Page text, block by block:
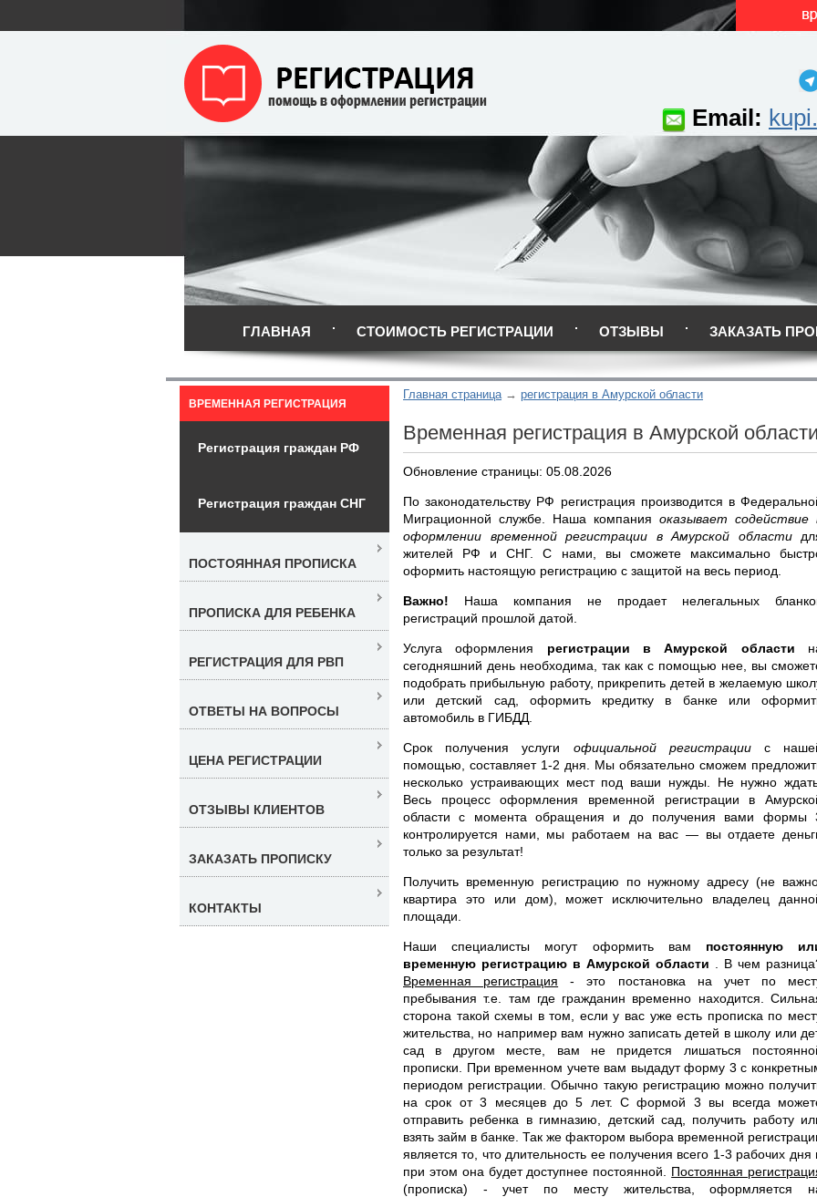
Email:
ГЛАВНАЯ СТОИМОСТЬ РЕГИСТРАЦИИ ОТЗЫВЫ ЗАКАЗАТЬ
Главная страница регистрация в Амурской области
Временная регистрация в Амурской области
Обновление страницы: 05.08.2026
По законодательству РФ регистрация производится в
Миграционной службе. Наша компания оказывает содействие
оформлении временной регистрации в Амурской области
жителей РФ и СНГ. С нами, вы сможете максимально
оформить настоящую регистрацию с защитой на весь период.
Важно! Наша компания не продает нелегальных
регистраций прошлой датой.
Услуга оформления регистрации в Амурской области
сегодняшний день необходима, так как с помощью нее, вы
подобрать прибыльную работу, прикрепить детей в желаемую
или детский сад, оформить кредитку в банке или
автомобиль в ГИБДД.
Срок получения услуги официальной регистрации с
помощью, составляет 1-2 дня. Мы обязательно сможем
несколько устраивающих мест под ваши нужды. Не нужно
Весь процесс оформления временной регистрации в
области с момента обращения и до получения вами формы
контролируется нами, мы работаем на вас — вы отдаете
только за результат!
Получить временную регистрацию по нужному адресу (не
квартира это или дом), может исключительно владелец
площади.
Наши специалисты могут оформить вам постоянную
временную регистрацию в Амурской области
. В чем
Временная регистрация - это постановка на учет по
пребывания т.е. там где гражданин временно находится.
сторона такой схемы в том, если у вас уже есть прописка по
жительства, но например вам нужно записать детей в школу или
сад в другом месте, вам не придется лишаться
прописки. При временном учете вам выдадут форму 3 с
периодом регистрации. Обычно такую регистрацию можно
на срок от 3 месяцев до 5 лет. С формой 3 вы всегда
отправить ребенка в гимназию, детский сад, получить работу
взять займ в банке. Так же фактором выбора временной
является то, что длительность ее получения всего 1-3 рабочих дня
при этом она будет доступнее постоянной. Постоянная
(прописка) - учет по месту жительства, оформляется
ВРЕМЕННАЯ РЕГИСТРАЦИЯ
Регистрация граждан РФ
Регистрация граждан СНГ
ПОСТОЯННАЯ ПРОПИСКА
ПРОПИСКА ДЛЯ РЕБЕНКА
РЕГИСТРАЦИЯ ДЛЯ РВП
ОТВЕТЫ НА ВОПРОСЫ
ЦЕНА РЕГИСТРАЦИИ
ОТЗЫВЫ КЛИЕНТОВ
ЗАКАЗАТЬ ПРОПИСКУ
КОНТАКТЫ